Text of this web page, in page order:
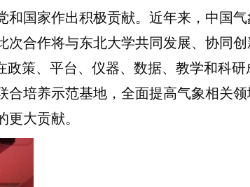
国家作出积极贡献。近年来，中国气
次合作将与东北大学共同发展、协同
策、平台、仪器、数据、教学和科研
合培养示范基地，全面提高气象相关
大贡献。